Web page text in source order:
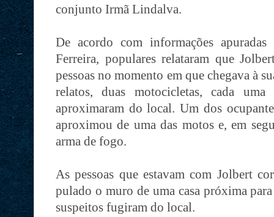
conjunto Irmã Lindalva.
De acordo com informações
Ferreira, populares relataram que
pessoas no momento em que chegava à
relatos, duas motocicletas, cada
aproximaram do local. Um dos
aproximou de uma das motos e, em
arma de fogo.
As pessoas que estavam com Jolbert
pulado o muro de uma casa próxima
suspeitos fugiram do local.